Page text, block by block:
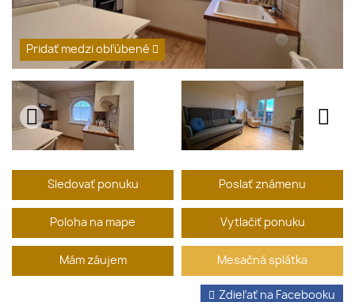
Pridať medzi obľúbené
Sledovať ponuku Poslať známenu
Poloha na mape Vytlačiť ponuku
Mám záujem Mesačná splátka
Zdieľať na Facebooku